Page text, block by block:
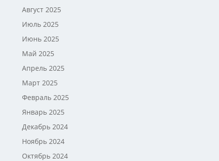
Август 2025
Июль 2025
Июнь 2025
Май 2025
Апрель 2025
Март 2025
Февраль 2025
Январь 2025
Декабрь 2024
Ноябрь 2024
Октябрь 2024